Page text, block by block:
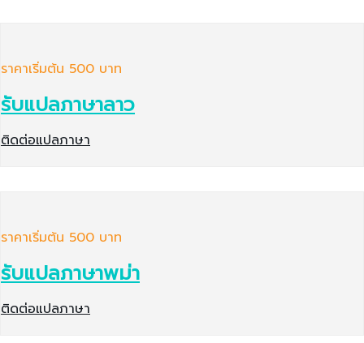
ราคาเริ่มต้น 500 บาท
รับแปลภาษาลาว
ติดต่อแปลภาษา
ราคาเริ่มต้น 500 บาท
รับแปลภาษาพม่า
ติดต่อแปลภาษา